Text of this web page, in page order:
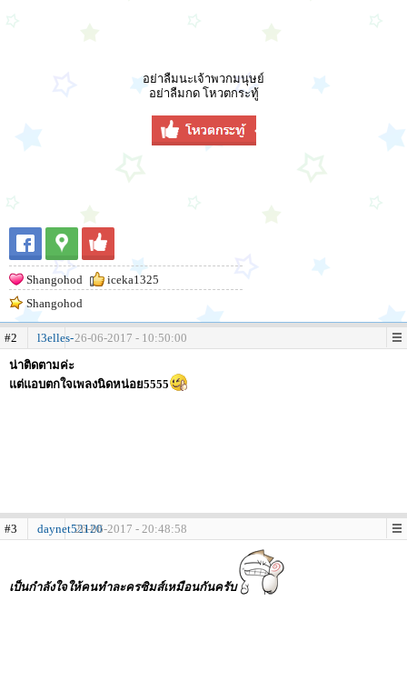
อย่าลืมนะเจ้าพวกมนุษย์
อย่าลืมกด โหวตกระทู้
Shangohod
iceka1325
Shangohod
#2 l3elles-26-06-2017 - 10:50:00
น่าติดตามค่ะ
แต่แอบตกใจเพลงนิดหน่อย5555
#3 daynet5212026-06-2017 - 20:48:58
เป็นกำลังใจให้คนทำละครซิมส์เหมือนกันครับ